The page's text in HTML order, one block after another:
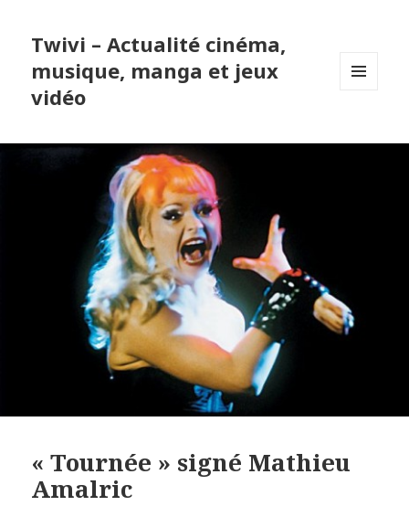
Twivi – Actualité cinéma,
musique, manga et jeux
vidéo
« Tournée » signé Mathieu
Amalric